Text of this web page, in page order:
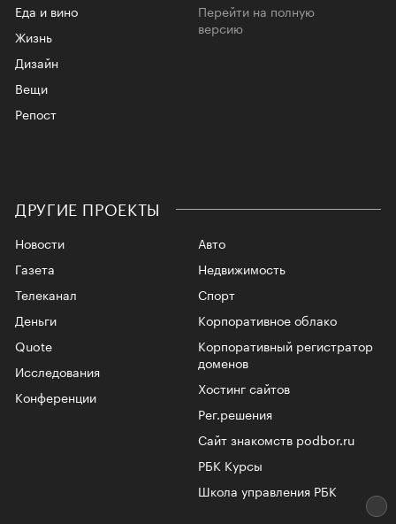
Еда и вино
Жизнь
Дизайн
Вещи
Репост
Перейти на полную
версию
ДРУГИЕ ПРОЕКТЫ
Новости
Газета
Телеканал
Авто
Недвижимость
Спорт
Корпоративное облако
Корпоративный регистратор
доменов
Хостинг сайтов
Рег.решения
Сайт знакомств podbor.ru
РБК Курсы
Школа управления РБК
Деньги
Quote
Исследования
Конференции